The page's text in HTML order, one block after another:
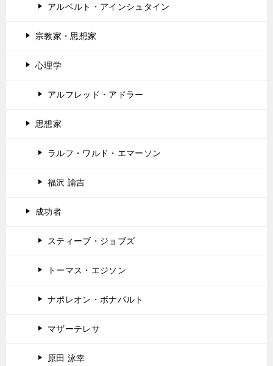
アルベルト・アインシュタイン
宗教家・思想家
心理学
アルフレッド・アドラー
思想家
ラルフ・ワルド・エマーソン
福沢 諭吉
成功者
スティーブ・ジョブズ
トーマス・エジソン
ナポレオン・ボナパルト
マザーテレサ
原田 泳幸